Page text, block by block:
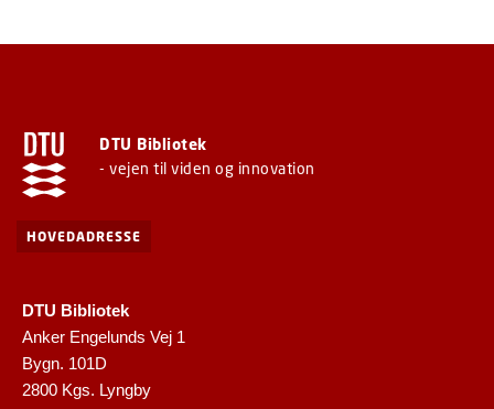
DTU Bibliotek
- vejen til viden og innovation
HOVEDADRESSE
DTU Bibliotek
Anker Engelunds Vej 1
Bygn. 101D
2800 Kgs. Lyngby